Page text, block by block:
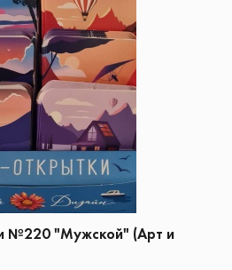
№220 "Мужской" (Арт и